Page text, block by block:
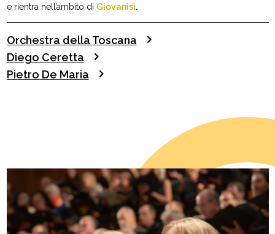
e rientra nell’ambito di Giovanisì.
Orchestra della Toscana
Diego Ceretta
Pietro De Maria